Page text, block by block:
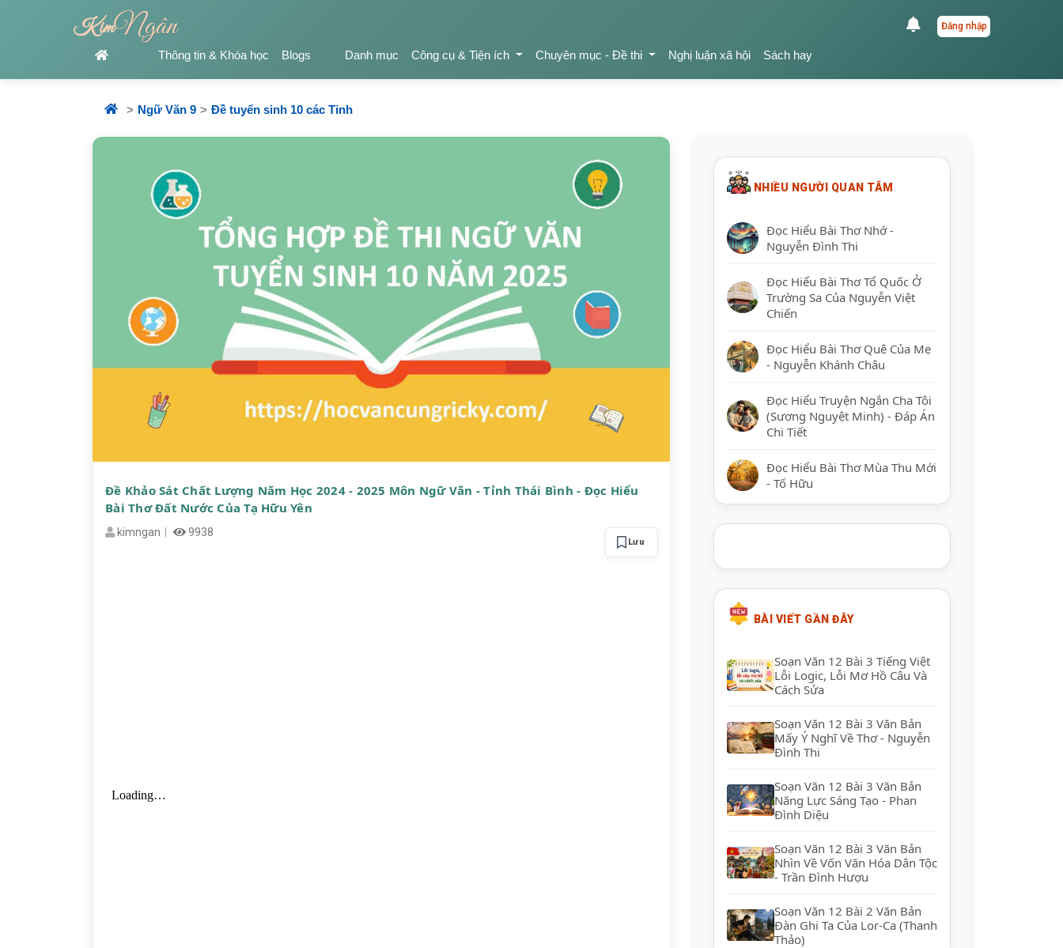
KimNgân Đăng nhập
Thông tin & Khóa học Blogs Danh mục Công cụ & Tiện ích Chuyên mục - Đề thi Nghị luận xã hội Sách hay
Ngữ Văn 9 Đề tuyển sinh 10 các Tỉnh
Đề Khảo Sát Chất Lượng Năm Học 2024 - 2025 Môn Ngữ Văn - Tỉnh Thái Bình - Đọc Hiểu
Bài Thơ Đất Nước Của Tạ Hữu Yên
kimngan 9938
Lưu
NHIỀU NGƯỜI QUAN TÂM
Đọc Hiểu Bài Thơ Nhớ -
Nguyễn Đình Thi
Đọc Hiểu Bài Thơ Tổ Quốc Ở
Trường Sa Của Nguyễn Việt
Chiến
Đọc Hiểu Bài Thơ Quê Của Mẹ
- Nguyễn Khánh Châu
Đọc Hiểu Truyện Ngắn Cha Tôi
(Sương Nguyệt Minh) - Đáp Án
Chi Tiết
Đọc Hiểu Bài Thơ Mùa Thu Mới
- Tố Hữu
BÀI VIẾT GẦN ĐÂY
Soạn Văn 12 Bài 3 Tiếng Việt
Lỗi Logic, Lỗi Mơ Hồ Câu Và
Cách Sửa
Soạn Văn 12 Bài 3 Văn Bản
Mấy Ý Nghĩ Về Thơ - Nguyễn
Đình Thi
Soạn Văn 12 Bài 3 Văn Bản
Năng Lực Sáng Tạo - Phan
Đình Diệu
Soạn Văn 12 Bài 3 Văn Bản
Nhìn Về Vốn Văn Hóa Dân Tộc
- Trần Đình Hượu
Soạn Văn 12 Bài 2 Văn Bản
Đàn Ghi Ta Của Lor-Ca (Thanh
Thảo)